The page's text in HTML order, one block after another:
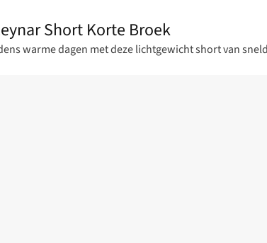
Short Korte Broek
warme dagen met deze lichtgewicht short van